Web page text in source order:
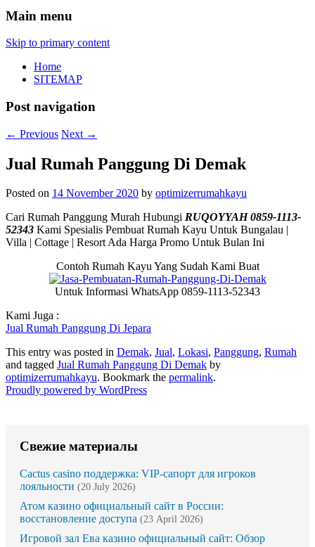
Main menu
Skip to primary content
Home
SITEMAP
Post navigation
← Previous Next →
Jual Rumah Panggung Di Demak
Posted on 14 November 2020 by optimizerrumahkayu
Cari Rumah Panggung Murah Hubungi RUQOYYAH 0859-1113-
52343 Kami Spesialis Pembuat Rumah Kayu Untuk Bungalau |
Villa | Cottage | Resort Ada Harga Promo Untuk Bulan Ini
Contoh Rumah Kayu Yang Sudah Kami Buat
Untuk Informasi WhatsApp 0859-1113-52343
Kami Juga :
Jual Rumah Panggung Di Jepara
This entry was posted in Demak, Jual, Lokasi, Panggung, Rumah
and tagged Jual Rumah Panggung Di Demak by
optimizerrumahkayu. Bookmark the permalink.
Proudly powered by WordPress
Свежие материалы
Cactus casino поддержка: VIP-сапорт для игроков
лояльности (20 July 2026)
Атом казино официальный сайт в России:
восстановление доступа (23 April 2026)
Игровой зал Ева казино официальный сайт: Обзор